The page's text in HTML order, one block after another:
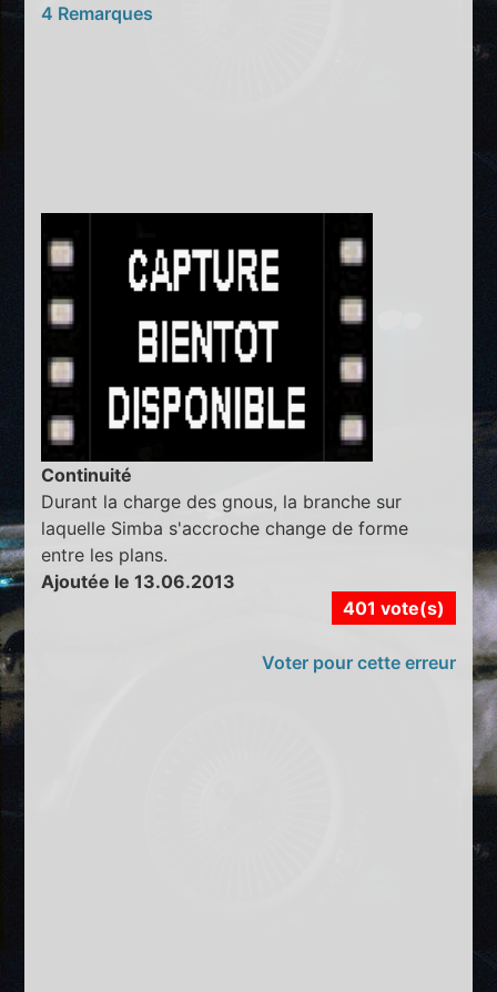
4 Remarques
Continuité
Durant la charge des gnous, la branche sur
laquelle Simba s'accroche change de forme
entre les plans.
Ajoutée le 13.06.2013
401 vote(s)
Voter pour cette erreur